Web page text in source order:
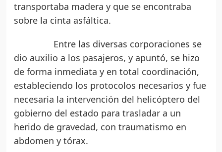
transportaba madera y que se encontraba
sobre la cinta asfáltica.
Entre las diversas corporaciones se
dio auxilio a los pasajeros, y apuntó, se hizo
de forma inmediata y en total coordinación,
estableciendo los protocolos necesarios y fue
necesaria la intervención del helicóptero del
gobierno del estado para trasladar a un
herido de gravedad, con traumatismo en
abdomen y tórax.